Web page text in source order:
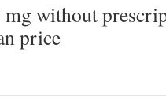
mg without
price